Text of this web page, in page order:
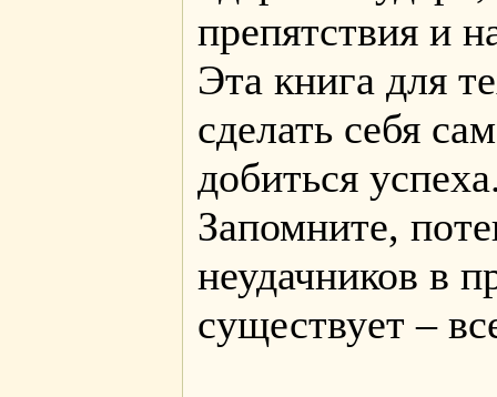
препятствия и
Эта книга для
сделать себя
добиться
Запомните,
неудачников в
существует –